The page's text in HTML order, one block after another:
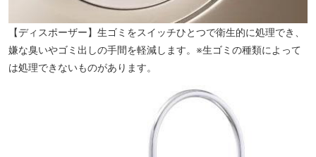
【ディスポーザー】生ゴミをスイッチひとつで衛生的に処理でき、
嫌な臭いやゴミ出しの手間を軽減します。※生ゴミの種類によって
は処理できないものがあります。